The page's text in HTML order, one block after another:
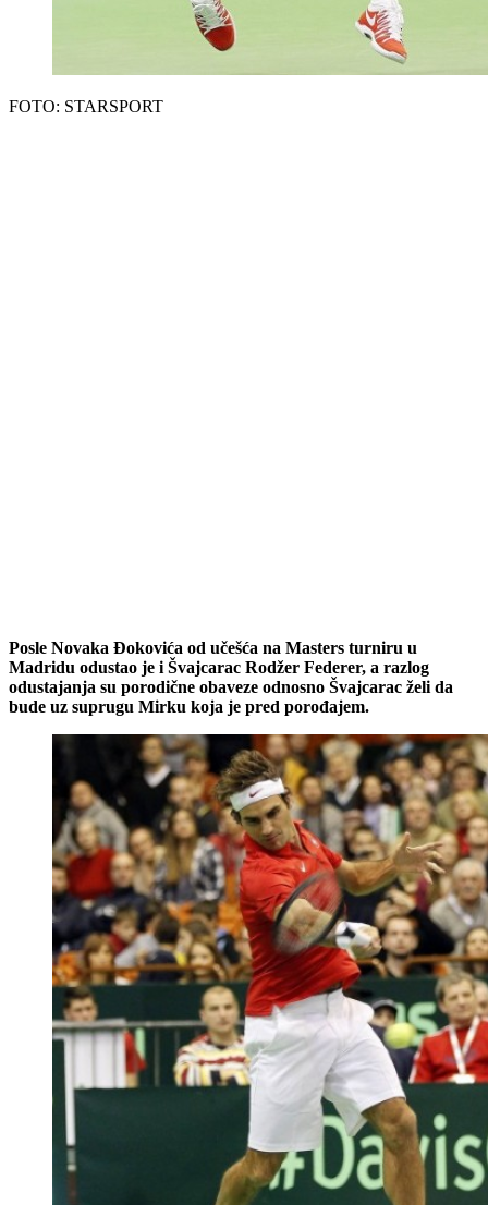
FOTO: STARSPORT
Posle Novaka Đokovića od učešća na Masters turniru u
Madridu odustao je i Švajcarac Rodžer Federer, a razlog
odustajanja su porodične obaveze odnosno Švajcarac želi da
bude uz suprugu Mirku koja je pred porođajem.